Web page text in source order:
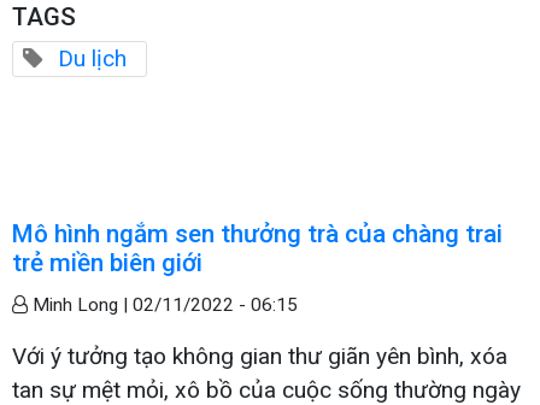
TAGS
Du lịch
Mô hình ngắm sen thưởng trà của chàng trai
trẻ miền biên giới
Minh Long | 02/11/2022 - 06:15
Với ý tưởng tạo không gian thư giãn yên bình, xóa
tan sự mệt mỏi, xô bồ của cuộc sống thường ngày